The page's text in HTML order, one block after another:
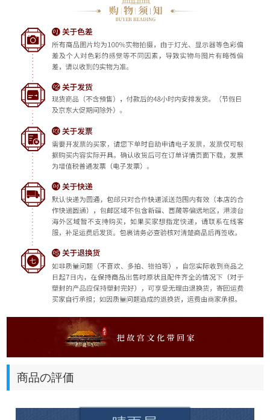
商品の評価